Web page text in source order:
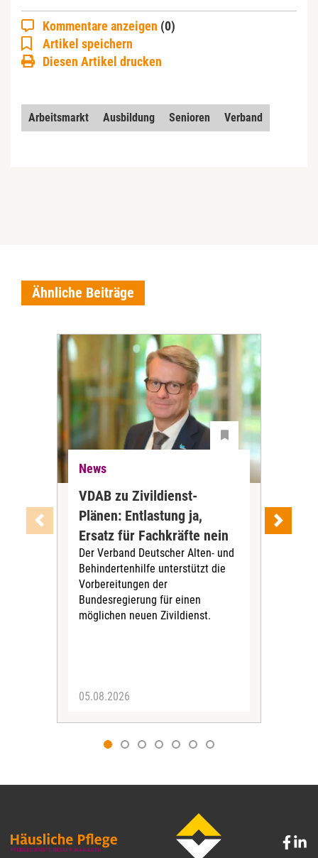
Kommentare anzeigen (0)
Artikel speichern
Diesen Artikel drucken
Arbeitsmarkt Ausbildung Senioren Verband
Ähnliche Beiträge
News
VDAB zu Zivildienst-
Plänen: Entlastung ja,
Ersatz für Fachkräfte nein
Der Verband Deutscher Alten- und
Behindertenhilfe unterstützt die
Vorbereitungen der
Bundesregierung für einen
möglichen neuen Zivildienst.
05.08.2026